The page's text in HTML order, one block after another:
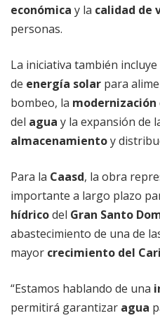
económica y la calidad de
personas.
La iniciativa también
de energía solar para
bombeo, la modernización
del agua y la expansión de
almacenamientoy
Para la Caasd, la obra
importante a largo plazo
hídricodel Gran Santo
abastecimiento de una de
mayor crecimiento del
“Estamos hablando de una
permitirá garantizar agua